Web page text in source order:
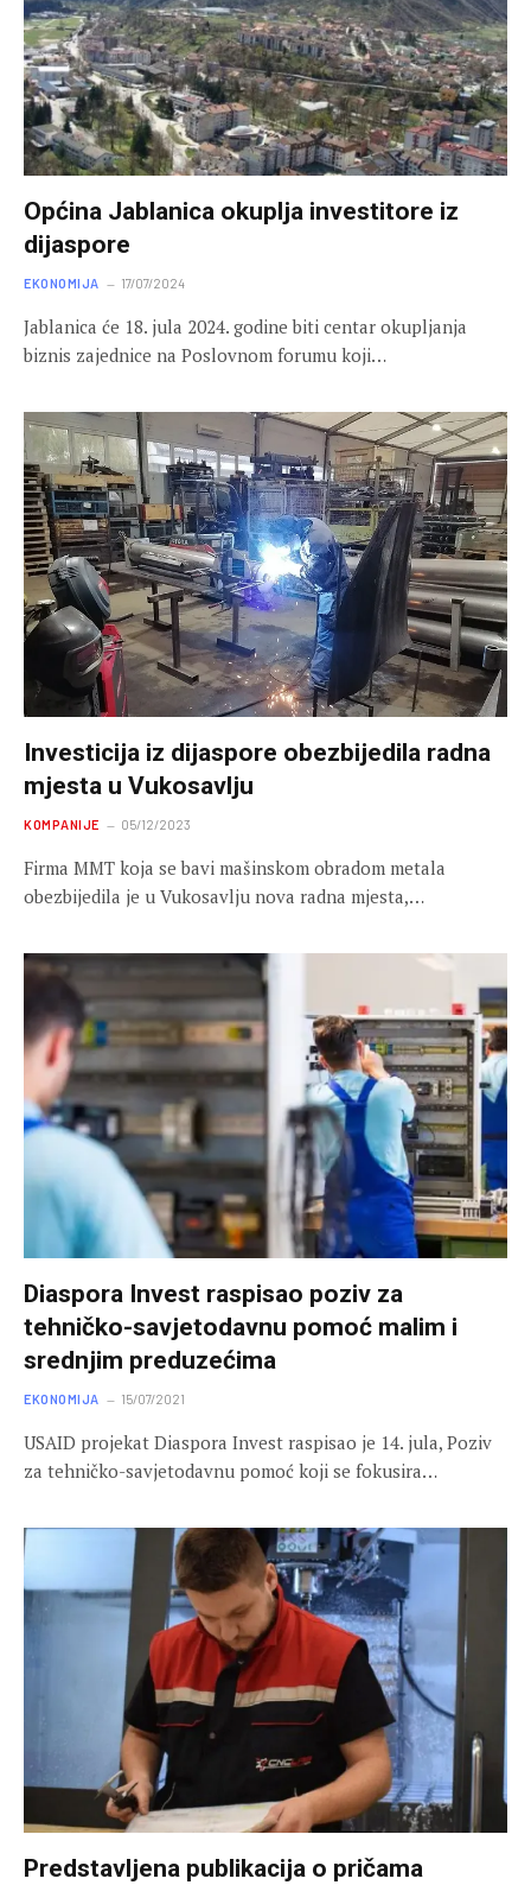
Općina Jablanica okuplja investitore iz
dijaspore
EKONOMIJA 17/07/2024
Jablanica će 18. jula 2024. godine biti centar okupljanja
biznis zajednice na Poslovnom forumu koji…
Investicija iz dijaspore obezbijedila radna
mjesta u Vukosavlju
KOMPANIJE 05/12/2023
Firma MMT koja se bavi mašinskom obradom metala
obezbijedila je u Vukosavlju nova radna mjesta,…
Diaspora Invest raspisao poziv za
tehničko-savjetodavnu pomoć malim i
srednjim preduzećima
EKONOMIJA 15/07/2021
USAID projekat Diaspora Invest raspisao je 14. jula, Poziv
za tehničko-savjetodavnu pomoć koji se fokusira…
Predstavljena publikacija o pričama